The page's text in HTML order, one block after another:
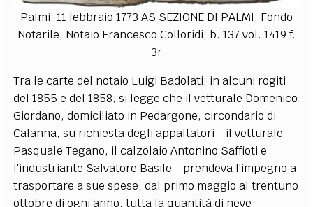
Palmi, 11 febbraio 1773 AS SEZIONE DI PALMI, Fondo
Notarile, Notaio Francesco Colloridi, b. 137 vol. 1419 f.
3r
Tra le carte del notaio Luigi Badolati, in alcuni rogiti
del 1855 e del 1858, si legge che il vetturale Domenico
Giordano, domiciliato in Pedargone, circondario di
Calanna, su richiesta degli appaltatori - il vetturale
Pasquale Tegano, il calzolaio Antonino Saffioti e
l'industriante Salvatore Basile - prendeva l'impegno a
trasportare a sue spese, dal primo maggio al trentuno
ottobre di ogni anno, tutta la quantità di neve